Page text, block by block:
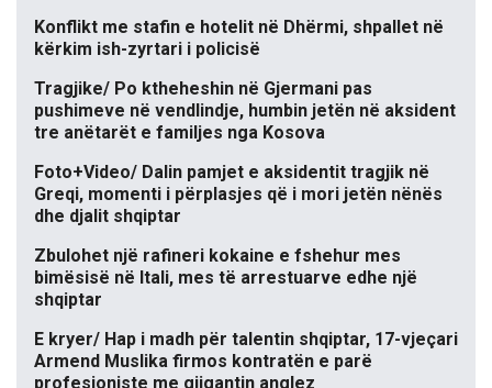
Konflikt me stafin e hotelit në Dhërmi, shpallet në
kërkim ish-zyrtari i policisë
Tragjike/ Po ktheheshin në Gjermani pas
pushimeve në vendlindje, humbin jetën në aksident
tre anëtarët e familjes nga Kosova
Foto+Video/ Dalin pamjet e aksidentit tragjik në
Greqi, momenti i përplasjes që i mori jetën nënës
dhe djalit shqiptar
Zbulohet një rafineri kokaine e fshehur mes
bimësisë në Itali, mes të arrestuarve edhe një
shqiptar
E kryer/ Hap i madh për talentin shqiptar, 17-vjeçari
Armend Muslika firmos kontratën e parë
profesioniste me gjigantin anglez